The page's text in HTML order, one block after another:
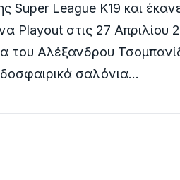
Super League Κ19 και
Playout στις 27
του Αλέξανδρου
σαλόνια...